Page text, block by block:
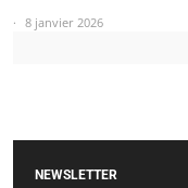
8 janvier 2026
NEWSLETTER